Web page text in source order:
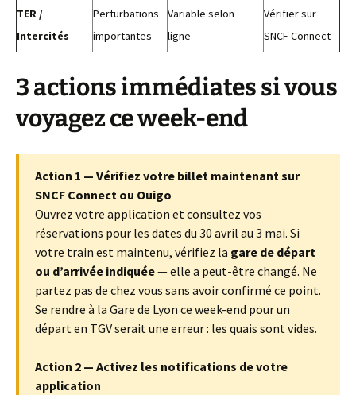
TER /
Intercités
Perturbations
importantes
Variable selon
ligne
Vérifier sur
SNCF Connect
3 actions immédiates si vous
voyagez ce week-end
Action 1 — Vérifiez votre billet maintenant sur
SNCF Connect ou Ouigo
Ouvrez votre application et consultez vos
réservations pour les dates du 30 avril au 3 mai. Si
votre train est maintenu, vérifiez la gare de départ
ou d’arrivée indiquée— elle a peut-être changé. Ne
partez pas de chez vous sans avoir confirmé ce point.
Se rendre à la Gare de Lyon ce week-end pour un
départ en TGV serait une erreur : les quais sont vides.
Action 2 — Activez les notifications de votre
application